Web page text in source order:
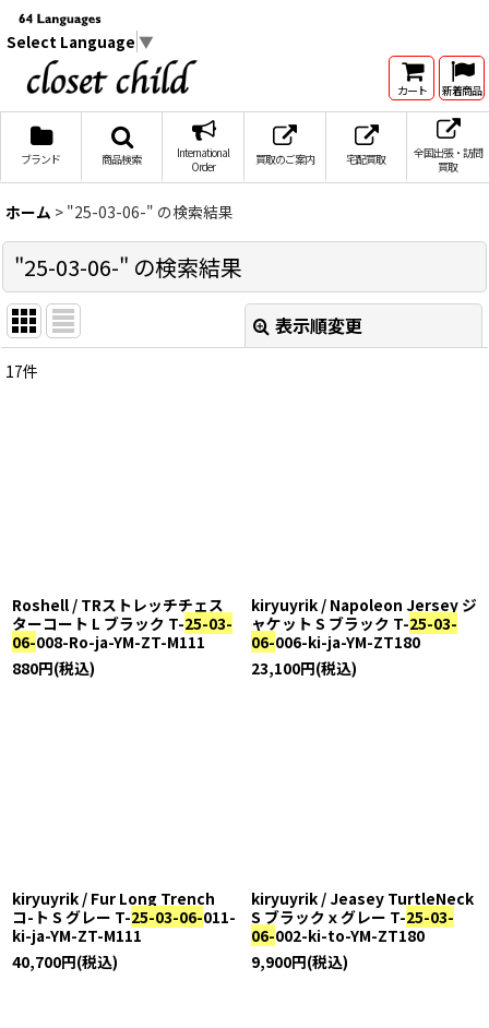
Select Language ▼
カート 新着商品
ブランド 商品検索
International
Order
買取のご案内 宅配買取
全国出張・訪問
買取
ホーム > "25-03-06-" の検索結果
"25-03-06-" の検索結果
表示順変更
商品検索
絞り込む
17件
Roshell / TRストレッチチェス
ターコート L ブラック T-25-03-
06-008-Ro-ja-YM-ZT-M111
880円(税込)
kiryuyrik / Napoleon Jersey ジ
ャケット S ブラック T-25-03-
06-006-ki-ja-YM-ZT180
23,100円(税込)
kiryuyrik / Fur Long Trench
コ-ト S グレー T-25-03-06-011-
ki-ja-YM-ZT-M111
40,700円(税込)
kiryuyrik / Jeasey TurtleNeck
S ブラックｘグレー T-25-03-
06-002-ki-to-YM-ZT180
9,900円(税込)